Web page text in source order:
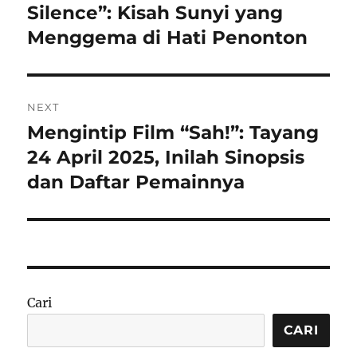
post:
Silence”: Kisah Sunyi yang
Menggema di Hati Penonton
NEXT
Next
post:
Mengintip Film “Sah!”: Tayang
24 April 2025, Inilah Sinopsis
dan Daftar Pemainnya
Cari
CARI